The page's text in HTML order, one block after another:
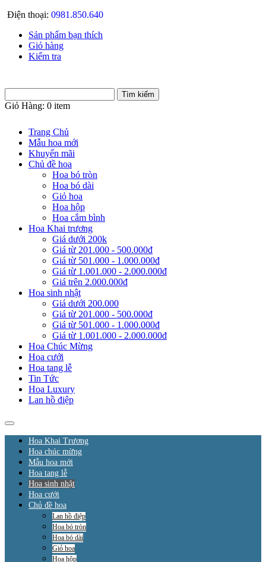
Điện thoại: 0981.850.640
Sản phẩm bạn thích
Giỏ hàng
Kiểm tra
Giỏ Hàng: 0 item
Trang Chủ
Mẫu hoa mới
Khuyến mãi
Chủ đề hoa
Hoa bó tròn
Hoa bó dài
Giỏ hoa
Hoa hộp
Hoa cắm bình
Hoa Khai trương
Giá dưới 200k
Giá từ 201.000 - 500.000đ
Giá từ 501.000 - 1.000.000đ
Giá từ 1.001.000 - 2.000.000đ
Giá trên 2.000.000đ
Hoa sinh nhật
Giá dưới 200.000
Giá từ 201.000 - 500.000đ
Giá từ 501.000 - 1.000.000đ
Giá từ 1.001.000 - 2.000.000đ
Hoa Chúc Mừng
Hoa cưới
Hoa tang lễ
Tin Tức
Hoa Luxury
Lan hồ điệp
Hoa Khai Trương
Hoa chúc mừng
Mẫu hoa mới
Hoa tang lễ
Hoa sinh nhật
Hoa cưới
Chủ đề hoa
Lan hồ điệp
Hoa bó tròn
Hoa bó dài
Giỏ hoa
Hoa hộp